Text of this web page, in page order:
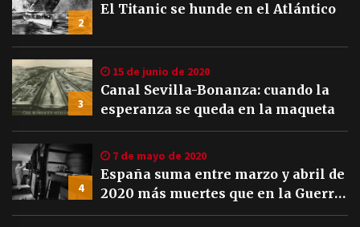
2
El Titanic se hunde en el Atlántico
3
15 de junio de 2020
Canal Sevilla-Bonanza: cuando la
esperanza se queda en la maqueta
4
7 de mayo de 2020
España suma entre marzo y abril de
2020 más muertes que en la Guerra
Civil